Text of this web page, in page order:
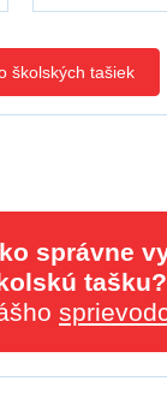
školských tašiek
správne
tašku?